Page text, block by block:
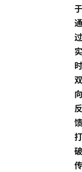
于
通
过
实
时
双
向
反
馈
打
破
传